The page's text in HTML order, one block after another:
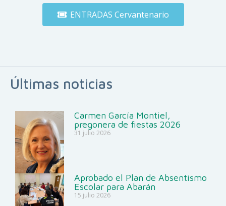
ENTRADAS Cervantenario
Últimas noticias
Carmen García Montiel,
pregonera de fiestas 2026
31 julio 2026
Aprobado el Plan de Absentismo
Escolar para Abarán
15 julio 2026